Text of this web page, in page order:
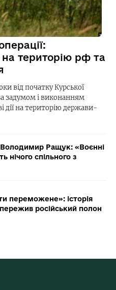
територію рф та
від початку Курської
задумом і виконанням
дії на територію держави-
Ращук: «Воєнні
нічого спільного з
переможене»: історія
російський полон